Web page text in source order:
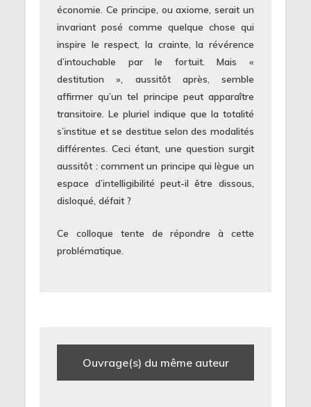
économie. Ce principe, ou axiome, serait un
invariant posé comme quelque chose qui
inspire le respect, la crainte, la révérence
d’intouchable par le fortuit. Mais «
destitution », aussitôt après, semble
affirmer qu’un tel principe peut apparaître
transitoire. Le pluriel indique que la totalité
s’institue et se destitue selon des modalités
différentes. Ceci étant, une question surgit
aussitôt : comment un principe qui lègue un
espace d’intelligibilité peut-il être dissous,
disloqué, défait ?
Ce colloque tente de répondre à cette
problématique.
Ouvrage(s) du même auteur